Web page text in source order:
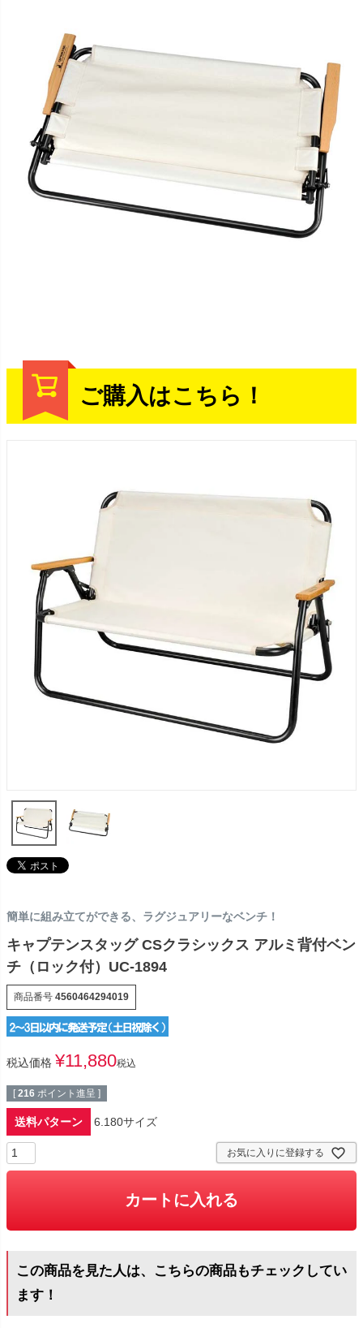
ご購入はこちら！
簡単に組み立てができる、ラグジュアリーなベンチ！
キャプテンスタッグ CSクラシックス アルミ背付ベン
チ（ロック付）UC-1894
商品番号 4560464294019
税込価格 ¥11,880税込
[ 216 ポイント進呈 ]
送料パターン 6.180サイズ
お気に入りに登録する
カートに入れる
この商品を見た人は、こちらの商品もチェックしてい
ます！